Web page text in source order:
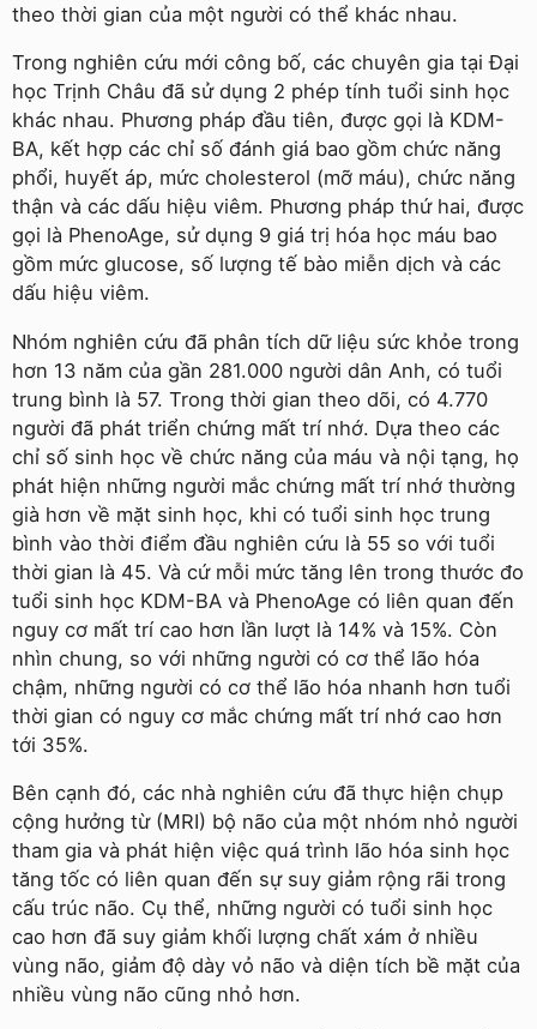
theo thời gian của một người có thể khác nhau.
Trong nghiên cứu mới công bố, các chuyên gia tại Đại
học Trịnh Châu đã sử dụng 2 phép tính tuổi sinh học
khác nhau. Phương pháp đầu tiên, được gọi là KDM-
BA, kết hợp các chỉ số đánh giá bao gồm chức năng
phổi, huyết áp, mức cholesterol (mỡ máu), chức năng
thận và các dấu hiệu viêm. Phương pháp thứ hai, được
gọi là PhenoAge, sử dụng 9 giá trị hóa học máu bao
gồm mức glucose, số lượng tế bào miễn dịch và các
dấu hiệu viêm.
Nhóm nghiên cứu đã phân tích dữ liệu sức khỏe trong
hơn 13 năm của gần 281.000 người dân Anh, có tuổi
trung bình là 57. Trong thời gian theo dõi, có 4.770
người đã phát triển chứng mất trí nhớ. Dựa theo các
chỉ số sinh học về chức năng của máu và nội tạng, họ
phát hiện những người mắc chứng mất trí nhớ thường
già hơn về mặt sinh học, khi có tuổi sinh học trung
bình vào thời điểm đầu nghiên cứu là 55 so với tuổi
thời gian là 45. Và cứ mỗi mức tăng lên trong thước đo
tuổi sinh học KDM-BA và PhenoAge có liên quan đến
nguy cơ mất trí cao hơn lần lượt là 14% và 15%. Còn
nhìn chung, so với những người có cơ thể lão hóa
chậm, những người có cơ thể lão hóa nhanh hơn tuổi
thời gian có nguy cơ mắc chứng mất trí nhớ cao hơn
tới 35%.
Bên cạnh đó, các nhà nghiên cứu đã thực hiện chụp
cộng hưởng từ (MRI) bộ não của một nhóm nhỏ người
tham gia và phát hiện việc quá trình lão hóa sinh học
tăng tốc có liên quan đến sự suy giảm rộng rãi trong
cấu trúc não. Cụ thể, những người có tuổi sinh học
cao hơn đã suy giảm khối lượng chất xám ở nhiều
vùng não, giảm độ dày vỏ não và diện tích bề mặt của
nhiều vùng não cũng nhỏ hơn.